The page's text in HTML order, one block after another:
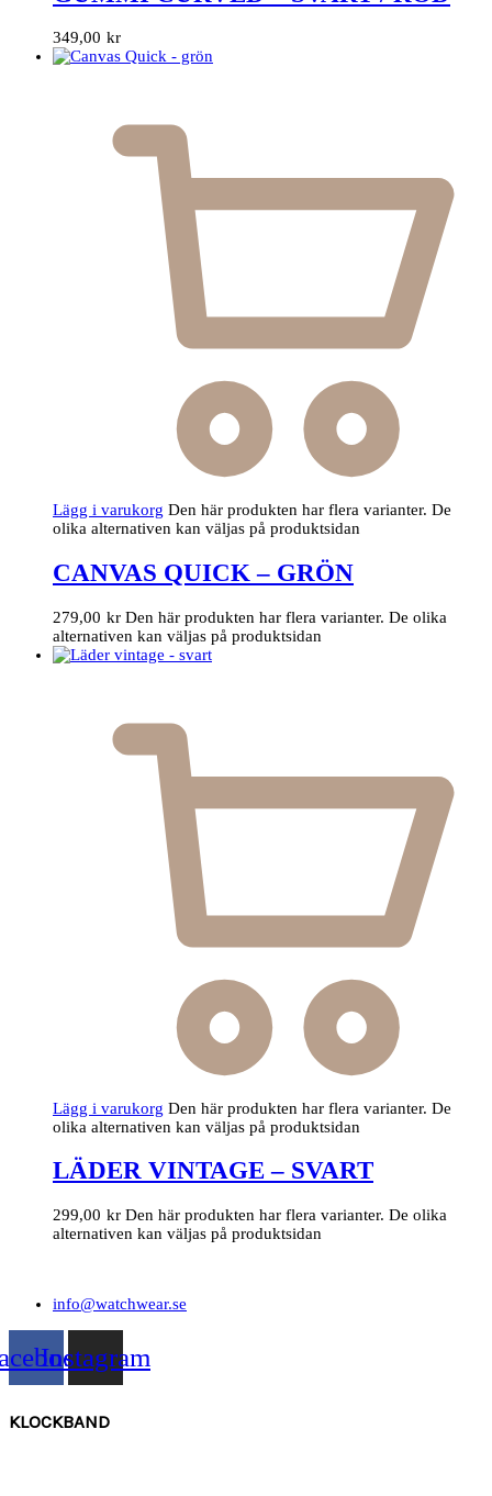
349,00 kr
Lägg i varukorg Den här produkten har flera varianter. De
olika alternativen kan väljas på produktsidan
CANVAS QUICK – GRÖN
279,00 kr Den här produkten har flera varianter. De olika
alternativen kan väljas på produktsidan
Lägg i varukorg Den här produkten har flera varianter. De
olika alternativen kan väljas på produktsidan
LÄDER VINTAGE – SVART
299,00 kr Den här produkten har flera varianter. De olika
alternativen kan väljas på produktsidan
info@watchwear.se
Instagram
KLOCKBAND